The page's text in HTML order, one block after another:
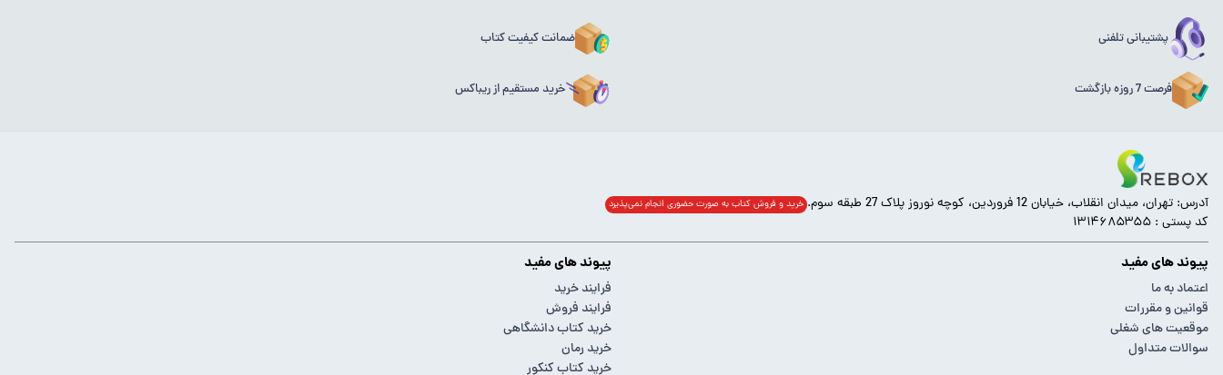
پشتیبانی تلفنی ضمانت کیفیت کتاب
فرصت 7 روزه بازگشت خرید مستقیم از ریباکس
آدرس: تهران، میدان انقلاب، خیابان 12 فروردین، کوچه نوروز پلاک 27 طبقه سوم. خرید و فروش کتاب به صورت حضوری انجام‌ نمی‌پذیرد
کد پستی : ۱۳۱۴۶۸۵۳۵۵
پیوند های مفید
اعتماد به ما
قوانین و مقررات
موقعیت های شغلی
سوالات متداول
پیوند های مفید
فرایند خرید
فرایند فروش
خرید کتاب دانشگاهی
خرید رمان
خرید کتاب کنکور